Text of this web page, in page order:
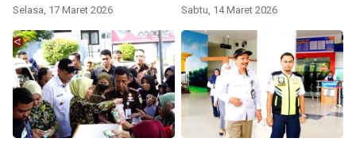
Selasa, 17 Maret 2026 Sabtu, 14 Maret 2026